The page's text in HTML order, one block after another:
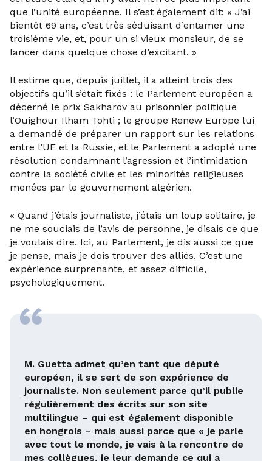
que l’unité européenne. Il s’est également dit: « J’ai
bientôt 69 ans, c’est très séduisant d’entamer une
troisième vie, et, pour un si vieux monsieur, de se
lancer dans quelque chose d’excitant. »
Il estime que, depuis juillet, il a atteint trois des
objectifs qu’il s’était fixés : le Parlement européen a
décerné le prix Sakharov au prisonnier politique
l’Ouighour Ilham Tohti ; le groupe Renew Europe lui
a demandé de préparer un rapport sur les relations
entre l’UE et la Russie, et le Parlement a adopté une
résolution condamnant l’agression et l’intimidation
contre la société civile et les minorités religieuses
menées par le gouvernement algérien.
« Quand j’étais journaliste, j’étais un loup solitaire, je
ne me souciais de l’avis de personne, je disais ce que
je voulais dire. Ici, au Parlement, je dis aussi ce que
je pense, mais je dois trouver des alliés. C’est une
expérience surprenante, et assez difficile,
psychologiquement.
M. Guetta admet qu’en tant que député
européen, il se sert de son expérience de
journaliste. Non seulement parce qu’il publie
régulièrement des écrits sur son site
multilingue – qui est également disponible
en hongrois – mais aussi parce que « je parle
avec tout le monde, je vais à la rencontre de
mes collègues, je leur demande ce qui a